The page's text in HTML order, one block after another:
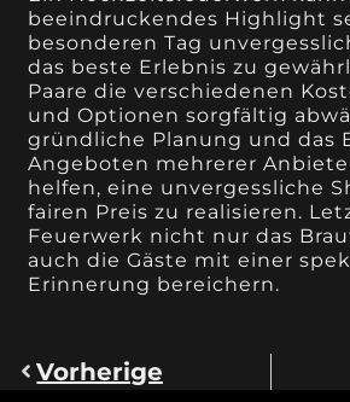
beeindruckendes Highlight
besonderen Tag
das beste Erlebnis zu
Paare die verschiedenen
und Optionen sorgfältig
gründliche Planung und das
Angeboten mehrerer
helfen, eine unvergessliche
fairen Preis zu realisieren.
Feuerwerk nicht nur das
auch die Gäste mit einer
Erinnerung bereichern.
Vorherige